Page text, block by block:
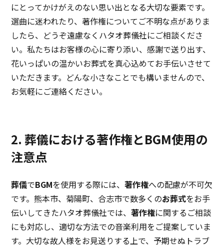
にとってかけがえのない思い出となる大切な要素です。
選曲に迷われたり、著作権についてご不明な点がありま
したら、どうぞ遠慮なくハタオ葬儀社にご相談くださ
い。私たちはお客様の心に寄り添い、感謝で送り出す、
花いっぱいの温かいお葬式を真心込めてお手伝いさせて
いただきます。どんな小さなことでも構いませんので、
お気軽にご連絡ください。
2. 葬儀における著作権とBGM使用の
注意点
葬儀でBGMを使用する際には、著作権への配慮が不可欠
です。熊本市、菊陽町、合志市で数多くのお葬式をお手
伝いしてきたハタオ葬儀社では、著作権に関するご相談
にも対応し、適切な方法での音楽利用をご提案していま
す。大切な故人様をお見送りする上で、予期せぬトラブ